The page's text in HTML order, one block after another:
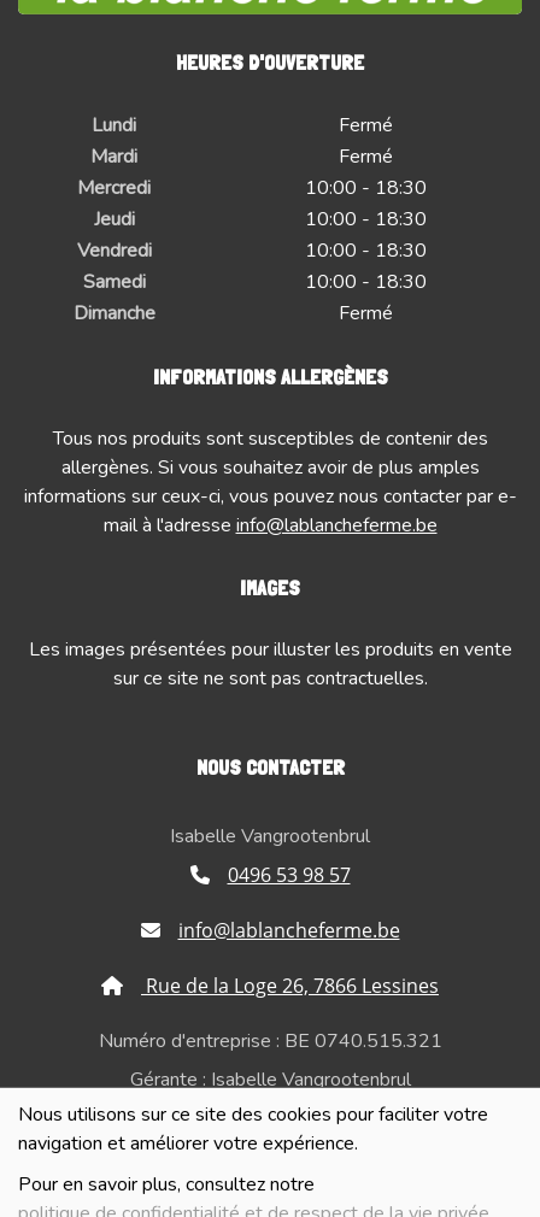
Nous utilisons sur ce site des cookies pour faciliter votre
navigation et améliorer votre expérience.
Pour en savoir plus, consultez notre
HEURES D'OUVERTURE
Lundi
Fermé
Mardi
Fermé
Mercredi
10:00 - 18:30
Jeudi
10:00 - 18:30
Vendredi
10:00 - 18:30
Samedi
10:00 - 18:30
Dimanche
Fermé
INFORMATIONS ALLERGÈNES
Tous nos produits sont susceptibles de contenir des
allergènes. Si vous souhaitez avoir de plus amples
informations sur ceux-ci, vous pouvez nous contacter par e-
mail à l'adresse info@lablancheferme.be
IMAGES
Les images présentées pour illuster les produits en vente
sur ce site ne sont pas contractuelles.
NOUS CONTACTER
Isabelle Vangrootenbrul
0496 53 98 57
info@lablancheferme.be
Rue de la Loge 26, 7866 Lessines
Numéro d'entreprise : BE 0740.515.321
Gérante : Isabelle Vangrootenbrul
Politique de confidentialité et de respect de la vie
privée